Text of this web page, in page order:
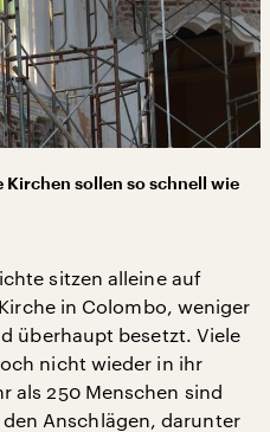
Kirchen sollen so schnell wie
sitzen alleine auf
in Colombo, weniger
überhaupt besetzt. Viele
nicht wieder in ihr
als 250 Menschen sind
Anschlägen, darunter